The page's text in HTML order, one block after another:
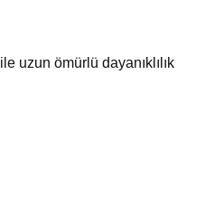
ile uzun ömürlü dayanıklılık